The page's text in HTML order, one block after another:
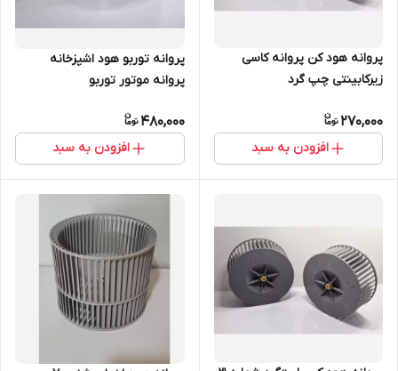
پروانه هود کن پروانه کاسی
زیرکابینتی چپ گرد
270,000
افزودن به سبد
پروانه توربو هود اشپزخانه
پروانه موتور توربو
480,000
افزودن به سبد